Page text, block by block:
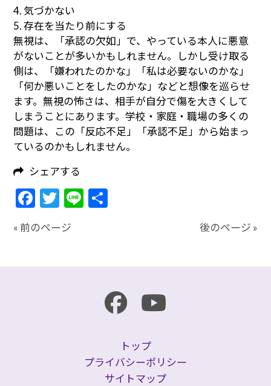
4. 気づかない
5. 存在を当たり前にする
無視は、「承認の欠如」で、やっている本人に悪意
がないことが多いかもしれません。しかし受け取る
側は、「嫌われたのかな」「私は必要ないのかな」
「何か悪いことをしたのかな」などと想像を巡らせ
ます。無視の怖さは、相手が自分で傷を大きくして
しまうことにあります。学校・家庭・職場の多くの
問題は、この「反応不足」「承認不足」から始まっ
ているのかもしれません。
シェアする
Facebook
Twitter
Line
« 前のページ 後のページ »
トップ
プライバシーポリシー
サイトマップ